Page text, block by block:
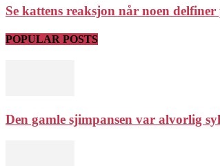
Se kattens reaksjon når noen
POPULAR POSTS
Den gamle sjimpansen var alvorlig